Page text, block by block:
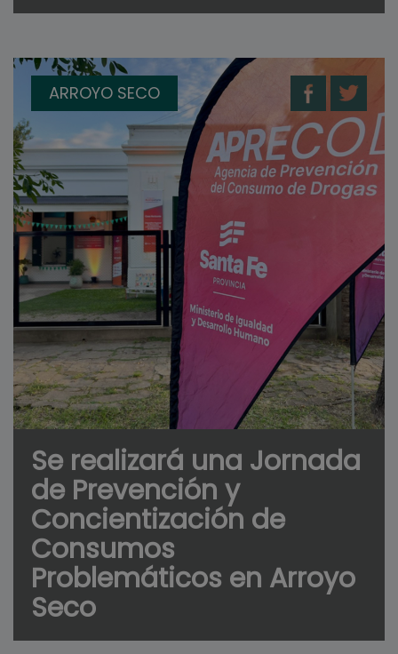
ARROYO SECO
Se realizará una Jornada
de Prevención y
Concientización de
Consumos
Problemáticos en Arroyo
Seco